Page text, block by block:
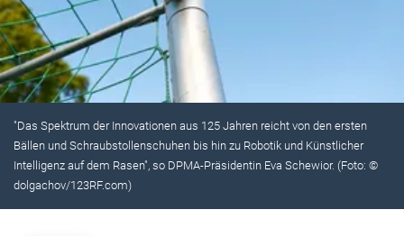
"Das Spektrum der Innovationen aus 125 Jahren reicht von den ersten
Bällen und Schraubstollenschuhen bis hin zu Robotik und Künstlicher
Intelligenz auf dem Rasen", so DPMA-Präsidentin Eva Schewior. (Foto: ©
dolgachov/123RF.com)